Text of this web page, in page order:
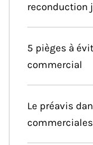
reconduction
5 pièges à
commercial
Le préavis